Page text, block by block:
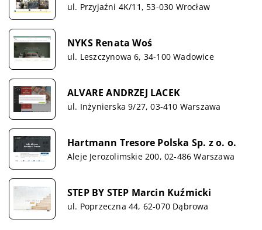
ul. Przyjaźni 4K/11, 53-030 Wrocław
NYKS Renata Woś
ul. Leszczynowa 6, 34-100 Wadowice
ALVARE ANDRZEJ LACEK
ul. Inżynierska 9/27, 03-410 Warszawa
Hartmann Tresore Polska Sp. z o. o.
Aleje Jerozolimskie 200, 02-486 Warszawa
STEP BY STEP Marcin Kuźmicki
ul. Poprzeczna 44, 62-070 Dąbrowa